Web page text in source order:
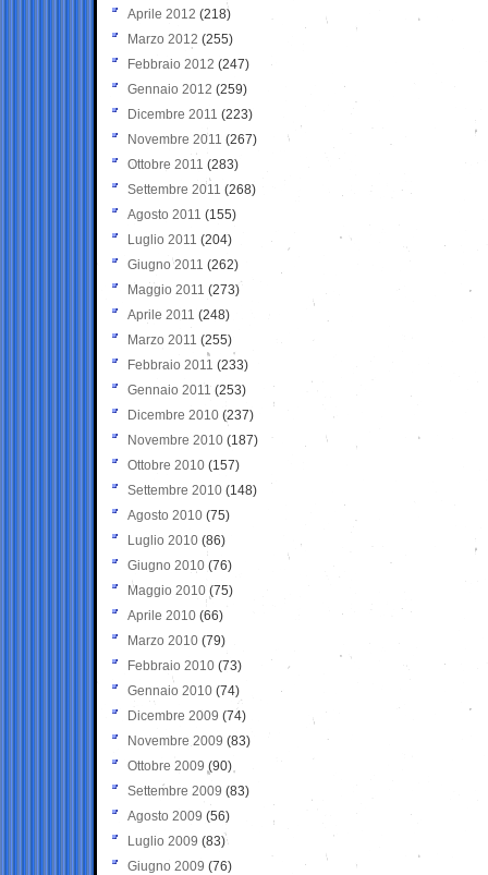
Aprile 2012 (218)
Marzo 2012 (255)
Febbraio 2012 (247)
Gennaio 2012 (259)
Dicembre 2011 (223)
Novembre 2011 (267)
Ottobre 2011 (283)
Settembre 2011 (268)
Agosto 2011 (155)
Luglio 2011 (204)
Giugno 2011 (262)
Maggio 2011 (273)
Aprile 2011 (248)
Marzo 2011 (255)
Febbraio 2011 (233)
Gennaio 2011 (253)
Dicembre 2010 (237)
Novembre 2010 (187)
Ottobre 2010 (157)
Settembre 2010 (148)
Agosto 2010 (75)
Luglio 2010 (86)
Giugno 2010 (76)
Maggio 2010 (75)
Aprile 2010 (66)
Marzo 2010 (79)
Febbraio 2010 (73)
Gennaio 2010 (74)
Dicembre 2009 (74)
Novembre 2009 (83)
Ottobre 2009 (90)
Settembre 2009 (83)
Agosto 2009 (56)
Luglio 2009 (83)
Giugno 2009 (76)